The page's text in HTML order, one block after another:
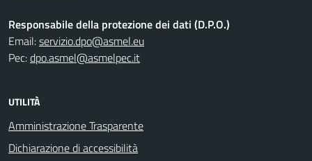
Responsabile della protezione dei dati (D.P.O.)
Email:servizio.dpo@asmel.eu
Pec:dpo.asmel@asmelpec.it
UTILITÀ
Amministrazione Trasparente
Dichiarazione di accessibilità